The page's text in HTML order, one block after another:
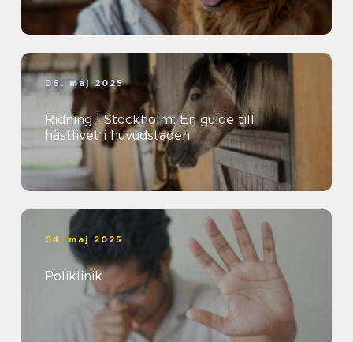
06. maj 2025
Ridning i Stockholm: En guide till
hästlivet i huvudstaden
04. maj 2025
Poliklinik